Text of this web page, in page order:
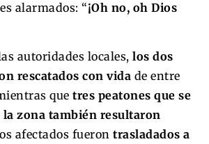
alarmados: “¡Oh no, oh Dios
autoridades locales, los dos
rescatados con vida de entre
que tres peatones que se
zona también resultaron
afectados fueron trasladados a